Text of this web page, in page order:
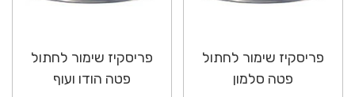
פריסקיז שימור לחתול
פטה סלמון
פריסקיז שימור לחתול
פטה הודו ועוף